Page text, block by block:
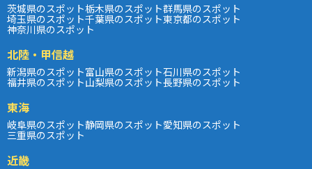
茨城県のスポット栃木県のスポット群馬県のスポット
埼玉県のスポット千葉県のスポット東京都のスポット
神奈川県のスポット
北陸・甲信越
新潟県のスポット富山県のスポット石川県のスポット
福井県のスポット山梨県のスポット長野県のスポット
東海
岐阜県のスポット静岡県のスポット愛知県のスポット
三重県のスポット
近畿